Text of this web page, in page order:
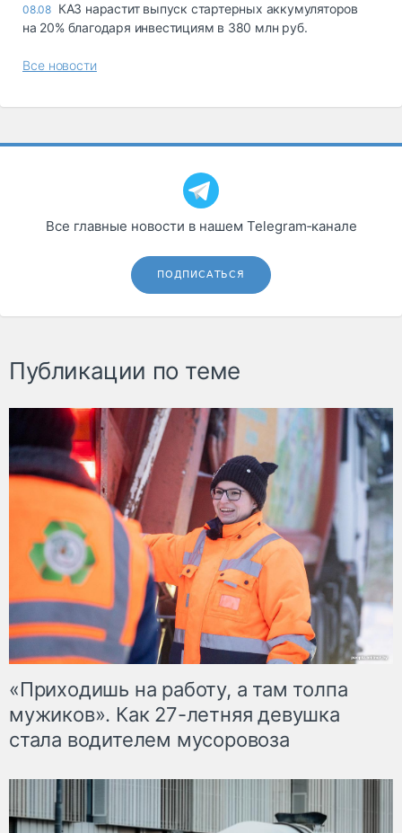
08.08 КАЗ нарастит выпуск стартерных аккумуляторов
на 20% благодаря инвестициям в 380 млн руб.
Все новости
Все главные новости в нашем Telegram‑канале
ПОДПИСАТЬСЯ
Публикации по теме
«Приходишь на работу, а там толпа
мужиков». Как 27-летняя девушка
стала водителем мусоровоза